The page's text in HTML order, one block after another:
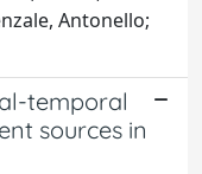
Antonello;
temporal
sources in